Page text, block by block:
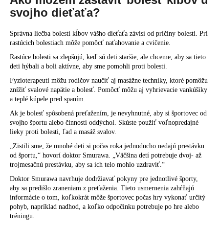
svojho dieťaťa?
Správna liečba bolesti kĺbov vášho dieťaťa závisí od príčiny bolesti. Pri
rastúcich bolestiach môže pomôcť naťahovanie a cvičenie.
Rastúce bolesti sa zlepšujú, keď sú deti staršie, ale chceme, aby sa tieto
deti hýbali a boli aktívne, aby sme pomohli proti bolesti.
Fyzioterapeuti môžu rodičov naučiť aj masážne techniky, ktoré pomôžu
znížiť svalové napätie a bolesť. Pomôcť môžu aj vyhrievacie vankúšiky
a teplé kúpele pred spaním.
Ak je bolesť spôsobená preťažením, je nevyhnutné, aby si športovec od
svojho športu alebo činnosti oddýchol. Skúste použiť voľnopredajné
lieky proti bolesti, ľad a masáž svalov.
„Zistili sme, že mnohé deti si počas roka jednoducho nedajú prestávku
od športu,“ hovorí doktor Smurawa. „Väčšina detí potrebuje dvoj- až
trojmesačnú prestávku, aby sa ich telo mohlo uzdraviť.“
Doktor Smurawa navrhuje dodržiavať pokyny pre jednotlivé športy,
aby sa predišlo zraneniam z preťaženia. Tieto usmernenia zahŕňajú
informácie o tom, koľkokrát môže športovec počas hry vykonať určitý
pohyb, napríklad nadhod, a koľko odpočinku potrebuje po hre alebo
tréningu.